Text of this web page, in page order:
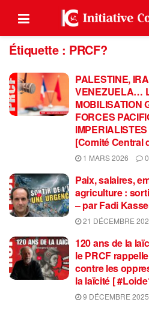
Étiquette : PRCF?
PALESTINE,
VENEZUELA…
MOBILISATION
FORCES
[Comité Central
1 MARS 2026 0
Paix, salaires,
agriculture :
– par Fadi
21 DÉCEMBRE
120 ans de la
le PRCF
contre les
la laïcité [
9 DÉCEMBRE 2025